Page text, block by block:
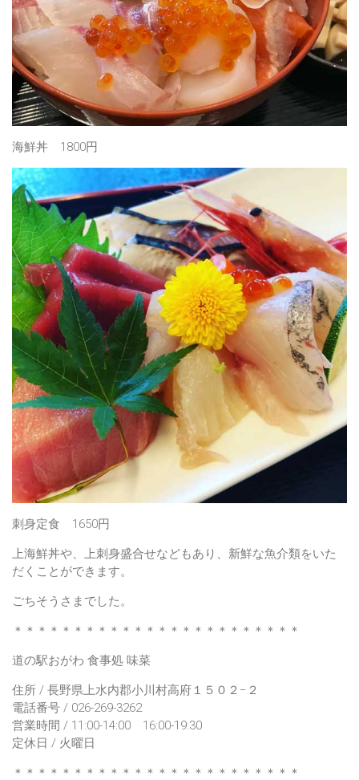
海鮮丼 1800円
刺身定食 1650円
上海鮮丼や、上刺身盛合せなどもあり、新鮮な魚介類をいた
だくことができます。
ごちそうさまでした。
＊＊＊＊＊＊＊＊＊＊＊＊＊＊＊＊＊＊＊＊＊＊＊＊
道の駅おがわ 食事処 味菜
住所 / 長野県上水内郡小川村高府１５０２−２
電話番号 / 026-269-3262
営業時間 / 11:00-14:00 16:00-19:30
定休日 / 火曜日
＊＊＊＊＊＊＊＊＊＊＊＊＊＊＊＊＊＊＊＊＊＊＊＊